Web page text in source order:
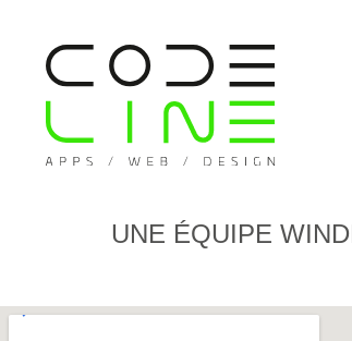
UNE ÉQUIPE